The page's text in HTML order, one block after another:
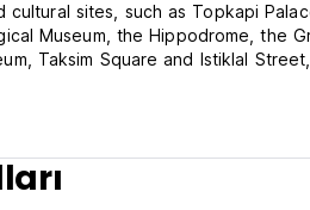
cultural sites, such as Topkapi
Museum, the Hippodrome, the
Taksim Square and Istiklal